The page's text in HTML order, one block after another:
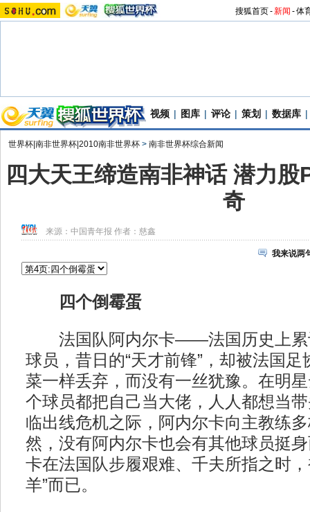
搜狐首页-新闻 -体
视频 | 图库 | 评论 | 策划 | 数据库 |
世界杯|南非世界杯|2010南非世界杯 > 南非世界杯综合新闻
四大天王缔造南非神话 潜力股
奇
来源： 中国青年报 作者：慈鑫
我来说两
四个倒霉蛋
法国队阿内尔卡——法国历史上累
球员，昔日的“天才前锋”，却被法国
菜一样丢弃，而没有一丝犹豫。在明
个球员都把自己当大佬，人人都想当
临出线危机之际，阿内尔卡向主教练
然，没有阿内尔卡也会有其他球员挺
卡在法国队步履艰难、千夫所指之时
羊”而已。